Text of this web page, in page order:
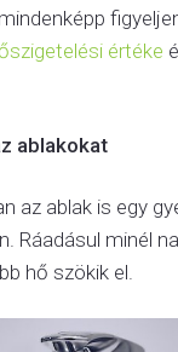
értéke
ablakokat
az ablak is egy
Ráadásul minél
hő szökik el.